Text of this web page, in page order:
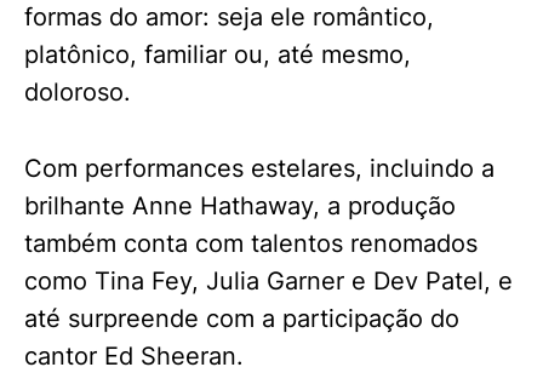
formas do amor: seja ele romântico,
platônico, familiar ou, até mesmo,
doloroso.
Com performances estelares, incluindo a
brilhante Anne Hathaway, a produção
também conta com talentos renomados
como Tina Fey, Julia Garner e Dev Patel, e
até surpreende com a participação do
cantor Ed Sheeran.